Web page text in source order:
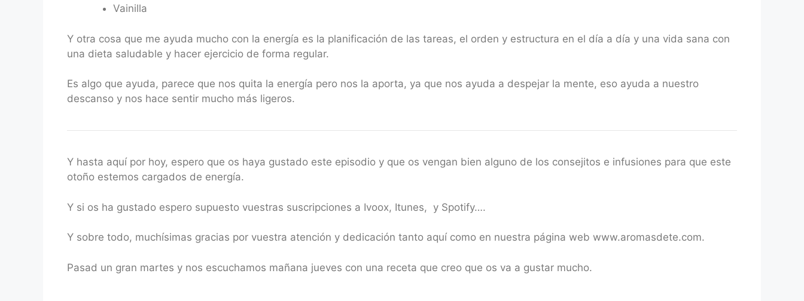
Vainilla
Y otra cosa que me ayuda mucho con la energía es la planificación de las tareas, el orden y estructura en el día a día y una vida sana con
una dieta saludable y hacer ejercicio de forma regular.
Es algo que ayuda, parece que nos quita la energía pero nos la aporta, ya que nos ayuda a despejar la mente, eso ayuda a nuestro
descanso y nos hace sentir mucho más ligeros.
Y hasta aquí por hoy, espero que os haya gustado este episodio y que os vengan bien alguno de los consejitos e infusiones para que este
otoño estemos cargados de energía.
Y si os ha gustado espero supuesto vuestras suscripciones a Ivoox, Itunes, y Spotify….
Y sobre todo, muchísimas gracias por vuestra atención y dedicación tanto aquí como en nuestra página web www.aromasdete.com.
Pasad un gran martes y nos escuchamos mañana jueves con una receta que creo que os va a gustar mucho.